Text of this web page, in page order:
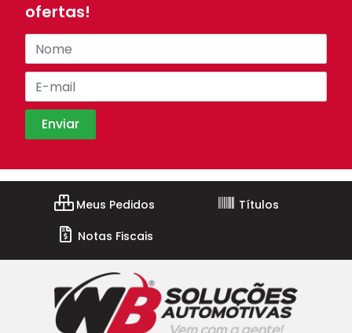
ofertas!
Meus Pedidos
Títulos
Notas Fiscais